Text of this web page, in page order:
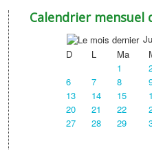
Calendrier mensuel
D
L Ma
1
6
7 8
13
14 15
20
21 22
27
28 29